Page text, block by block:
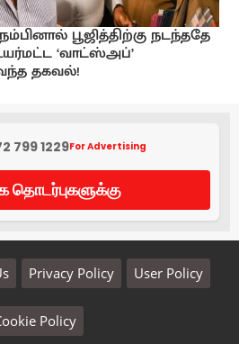
பூஜித்திற்கு நடந்ததே
‘வாட்ஸ்அப்’
தகவல்!
799 1229For Advertising
தொடர்புகளுக்கு
Privacy Policy User Policy
Policy